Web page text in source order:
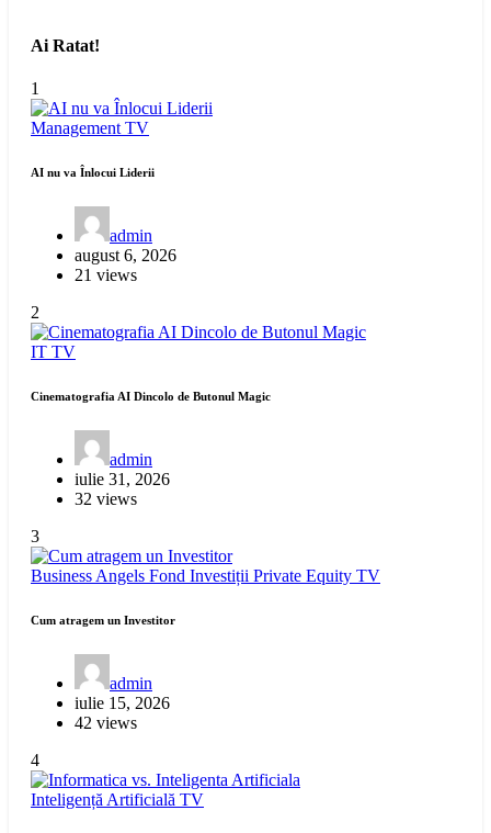
Ai Ratat!
1
Management TV
AI nu va Înlocui Liderii
admin
august 6, 2026
21 views
2
IT TV
Cinematografia AI Dincolo de Butonul Magic
admin
iulie 31, 2026
32 views
3
Business Angels Fond Investiții Private Equity TV
Cum atragem un Investitor
admin
iulie 15, 2026
42 views
4
Inteligență Artificială TV